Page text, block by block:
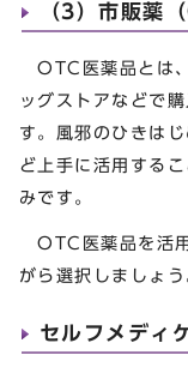
（3）市販薬
OTC医薬品とは
ッグストアなどで
す。風邪のひきは
ど上手に活用する
みです。
OTC医薬品を活
がら選択しましょう
セルフメディ